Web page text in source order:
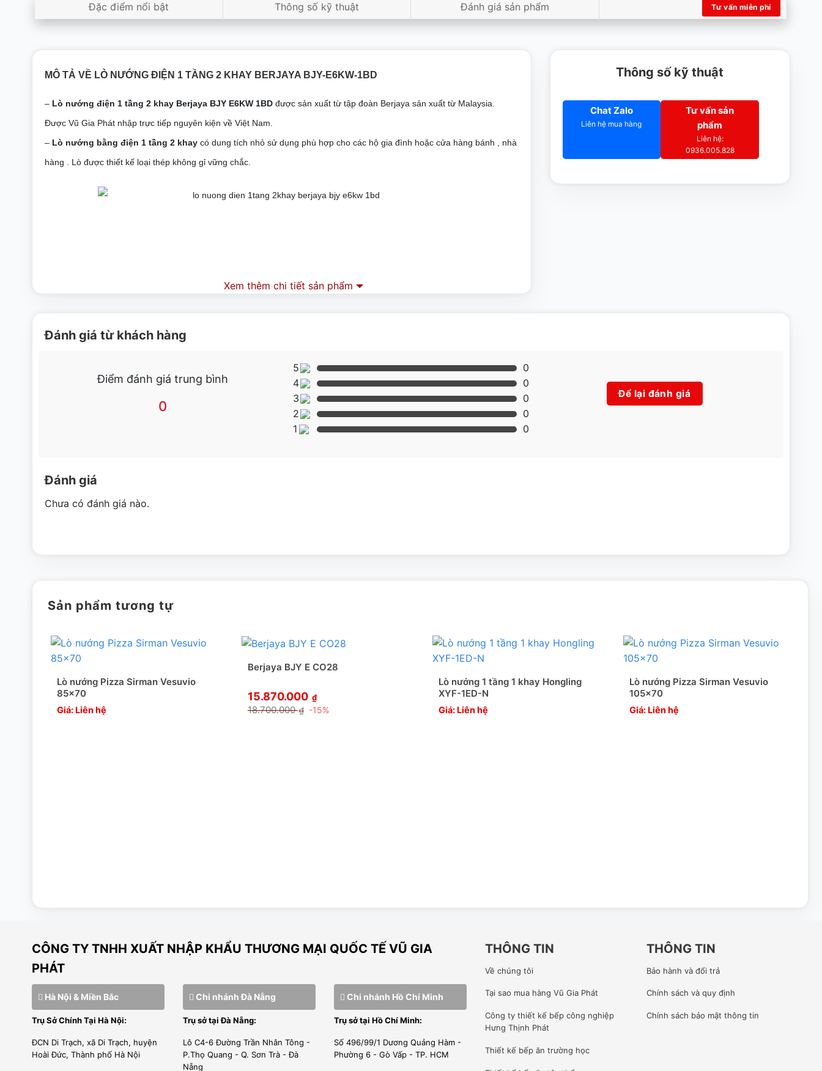
Đặc điểm nổi bật Thông số kỹ thuật Đánh giá sản phẩm Tư vấn miễn phí
MÔ TẢ VỀ LÒ NƯỚNG ĐIỆN 1 TẦNG 2 KHAY BERJAYA BJY-E6KW-1BD
– Lò nướng điện 1 tầng 2 khay Berjaya BJY E6KW 1BD được sản xuất từ tập đoàn Berjaya sản xuất từ Malaysia.
Được Vũ Gia Phát nhập trực tiếp nguyên kiện về Việt Nam.
– Lò nướng bằng điện 1 tầng 2 khay có dung tích nhỏ sử dụng phù hợp cho các hộ gia đình hoặc cửa hàng bánh , nhà
hàng . Lò được thiết kế loại thép không gỉ vững chắc.
Hình ảnh công tắc nguồn lò nướng điện 1 tầng 2 khay Berjaya BJY-E6KW-1BD
–Lớp sơn tĩnh điện chống giật điện an toàn cho người sử dụng.
– Sản phẩm tiện lợi trong việc nướng các loại bánh ngọt, bánh mỳ , bánh trứng, bánh sinh nhật, cơm lam.. nướng các loại
thực phẩm như cá, thịt luôn giữ lại hương vị tinh khiết của sản phẩm.
Xem thêm chi tiết sản phẩm
Thông số kỹ thuật
Chat Zalo
Liên hệ mua hàng
Tư vấn sản
phẩm
Liên hệ:
0936.005.828
Đánh giá từ khách hàng
Điểm đánh giá trung bình
0
5
0
4
0
3
0
2
0
1
0
Để lại đánh giá
Đánh giá
Chưa có đánh giá nào.
Sản phẩm tương tự
Lò nướng Pizza Sirman Vesuvio
85×70
Giá: Liên hệ
Berjaya BJY E CO28
15.870.000 ₫
18.700.000₫ -15%
Lò nướng 1 tầng 1 khay Hongling
XYF-1ED-N
Giá: Liên hệ
Lò nướng Pizza Sirman Vesuvio
105×70
Giá: Liên hệ
CÔNG TY TNHH XUẤT NHẬP KHẨU THƯƠNG MẠI QUỐC TẾ VŨ GIA
PHÁT
Hà Nội & Miền Bắc
Trụ Sở Chính Tại Hà Nội:
ĐCN Di Trạch, xã Di Trạch, huyện
Hoài Đức, Thành phố Hà Nội
Chi nhánh Đà Nẵng
Trụ sở tại Đà Nẵng:
Lô C4-6 Đường Trần Nhân Tông -
P.Thọ Quang - Q. Sơn Trà - Đà
Nẵng
Chi nhánh Hồ Chí Minh
Trụ sở tại Hồ Chí Minh:
Số 496/99/1 Dương Quảng Hàm -
Phường 6 - Gò Vấp - TP. HCM
THÔNG TIN
Về chúng tôi
Tại sao mua hàng Vũ Gia Phát
Công ty thiết kế bếp công nghiệp
Hưng Thịnh Phát
Thiết kế bếp ăn trường học
THÔNG TIN
Bảo hành và đổi trả
Chính sách và quy định
Chính sách bảo mật thông tin